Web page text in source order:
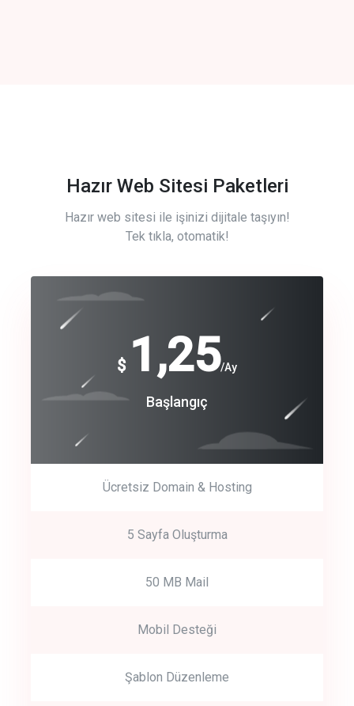
Hazır Web Sitesi Paketleri
Hazır web sitesi ile işinizi dijitale taşıyın!
Tek tıkla, otomatik!
$ 1,25/Ay
Başlangıç
Ücretsiz Domain & Hosting
5 Sayfa Oluşturma
50 MB Mail
Mobil Desteği
Şablon Düzenleme
Free
Basic